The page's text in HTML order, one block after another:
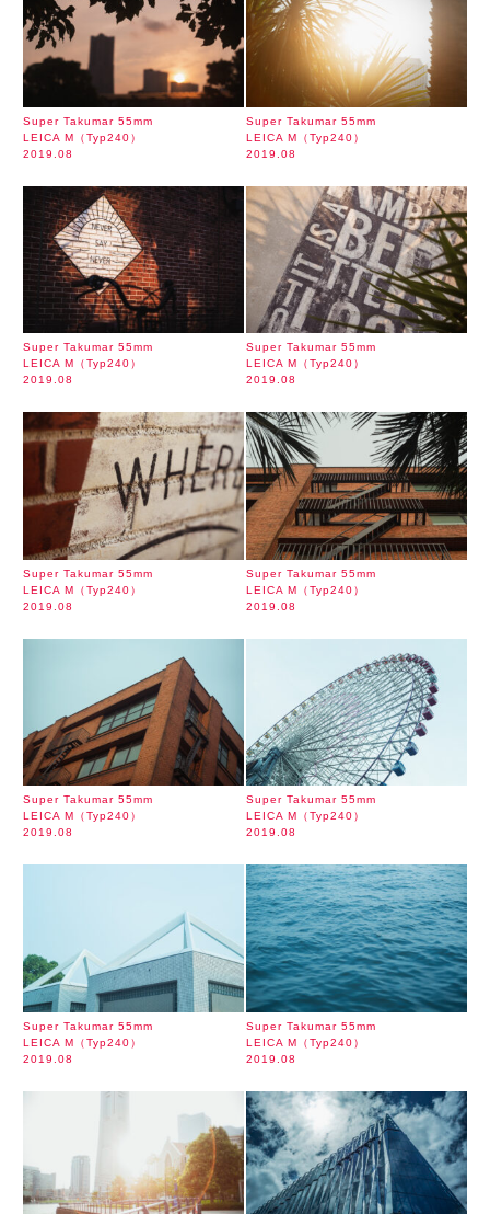
Super Takumar 55mm
LEICA M（Typ240）
2019.08
Super Takumar 55mm
LEICA M（Typ240）
2019.08
Super Takumar 55mm
LEICA M（Typ240）
2019.08
Super Takumar 55mm
LEICA M（Typ240）
2019.08
Super Takumar 55mm
LEICA M（Typ240）
2019.08
Super Takumar 55mm
LEICA M（Typ240）
2019.08
Super Takumar 55mm
LEICA M（Typ240）
2019.08
Super Takumar 55mm
LEICA M（Typ240）
2019.08
Super Takumar 55mm
LEICA M（Typ240）
2019.08
Super Takumar 55mm
LEICA M（Typ240）
2019.08